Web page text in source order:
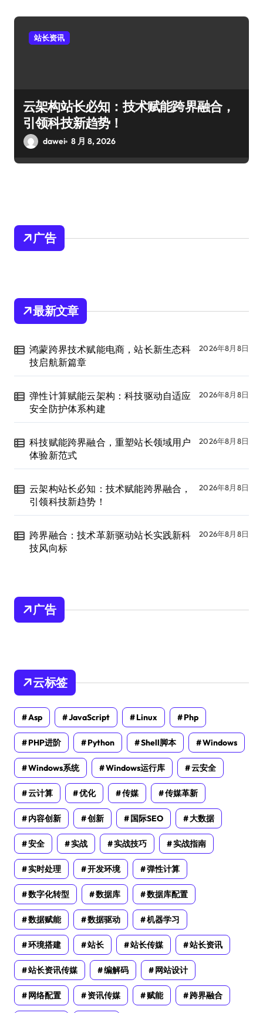
站长资讯
云架构站长必知：技术赋能跨界融合，
引领科技新趋势！
dawei 8 月 8, 2026
广告
最新文章
鸿蒙跨界技术赋能电商，站长新生态科
技启航新篇章
2026年8月8日
弹性计算赋能云架构：科技驱动自适应
安全防护体系构建
2026年8月8日
科技赋能跨界融合，重塑站长领域用户
体验新范式
2026年8月8日
云架构站长必知：技术赋能跨界融合，
引领科技新趋势！
2026年8月8日
跨界融合：技术革新驱动站长实践新科
技风向标
2026年8月8日
广告
云标签
Asp JavaScript Linux Php
PHP进阶 Python Shell脚本 Windows
Windows系统 Windows运行库 云安全
云计算 优化 传媒 传媒革新
内容创新 创新 国际SEO 大数据
安全 实战 实战技巧 实战指南
实时处理 开发环境 弹性计算
数字化转型 数据库 数据库配置
数据赋能 数据驱动 机器学习
环境搭建 站长 站长传媒 站长资讯
站长资讯传媒 编解码 网站设计
网络配置 资讯传媒 赋能 跨界融合